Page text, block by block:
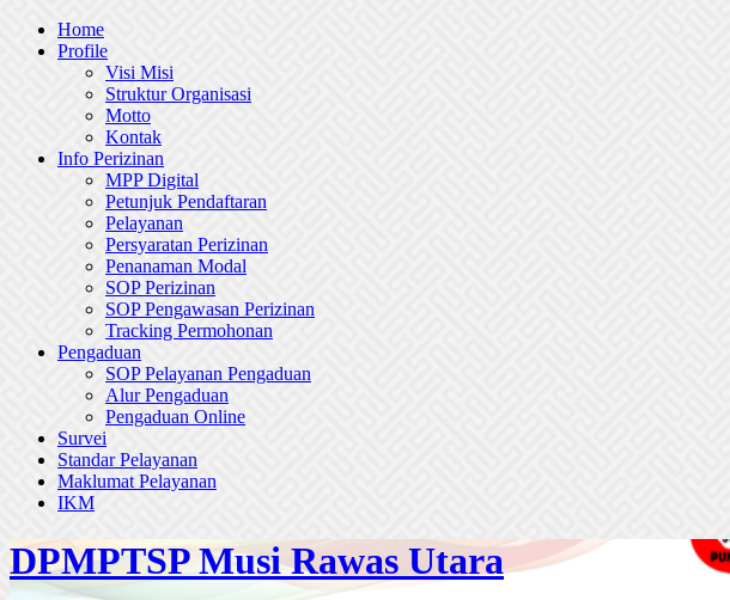
Skip
Home
Profile
Visi Misi
Struktur Organisasi
Motto
Kontak
Info Perizinan
MPP Digital
Petunjuk Pendaftaran
Pelayanan
Persyaratan Perizinan
Penanaman Modal
SOP Perizinan
SOP Pengawasan Perizinan
Tracking Permohonan
Pengaduan
SOP Pelayanan Pengaduan
Alur Pengaduan
Pengaduan Online
Survei
Standar Pelayanan
Maklumat Pelayanan
IKM
DPMPTSP Musi Rawas Utara